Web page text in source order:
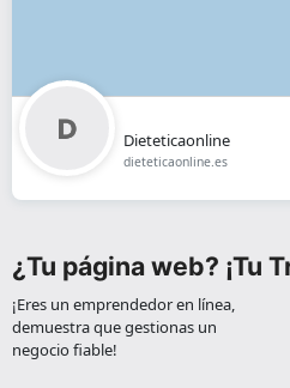
Dieteticaonline
dieteticaonline.es
¿Tu página web? ¡Tu
¡Eres un emprendedor en línea,
demuestra que gestionas un
negocio fiable!